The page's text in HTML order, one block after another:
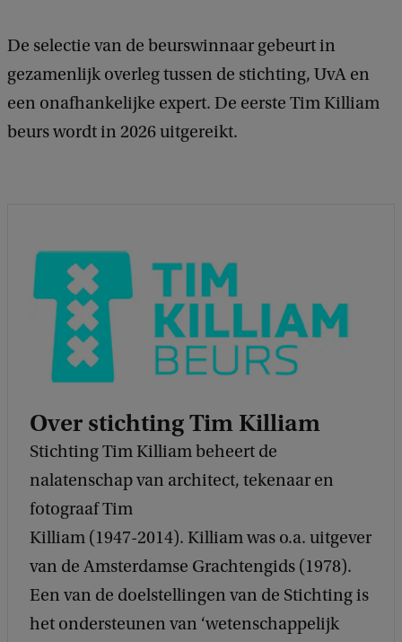
De selectie van de beurswinnaar gebeurt in
gezamenlijk overleg tussen de stichting, UvA en
een onafhankelijke expert. De eerste Tim Killiam
beurs wordt in 2026 uitgereikt.
Over stichting Tim Killiam
Stichting Tim Killiam beheert de
nalatenschap van architect, tekenaar en
fotograaf Tim
Killiam (1947-2014). Killiam was o.a. uitgever
van de Amsterdamse Grachtengids (1978).
Een van de doelstellingen van de Stichting is
het ondersteunen van ‘wetenschappelijk